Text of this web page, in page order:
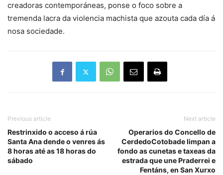
creadoras contemporáneas, ponse o foco sobre a
tremenda lacra da violencia machista que azouta cada día á
nosa sociedade.
Previous article
Restrinxido o acceso á rúa
Santa Ana dende o venres ás
8 horas até as 18 horas do
sábado
Next article
Operarios do Concello de
CerdedoCotobade limpan a
fondo as cunetas e taxeas da
estrada que une Praderrei e
Fentáns, en San Xurxo